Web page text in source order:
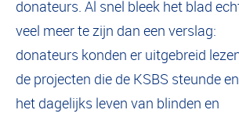
donateurs. Al snel bleek het blad
veel meer te zijn dan een verslag:
donateurs konden er uitgebreid
de projecten die de KSBS steunde
het dagelijks leven van blinden en